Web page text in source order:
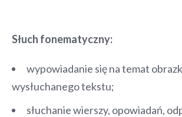
Słuch fonematyczny:
wypowiadanie się na temat
wysłuchanego tekstu;
słuchanie wierszy, opowiadań,